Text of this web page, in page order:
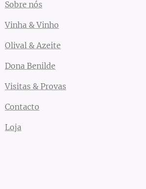
Sobre nós
Vinha & Vinho
Olival & Azeite
Dona Benilde
Visitas & Provas
Contacto
Loja